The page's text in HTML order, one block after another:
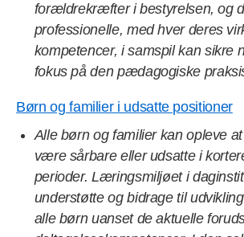
forældrekræfter i bestyrelsen, og
professionelle, med hver deres
kompetencer, i samspil kan sikre
fokus på den pædagogiske
Børn og familier i udsatte positioner
Alle børn og familier kan opleve
være sårbare eller udsatte i
perioder. Læringsmiljøet i
understøtte og bidrage til
alle børn uanset de aktuelle